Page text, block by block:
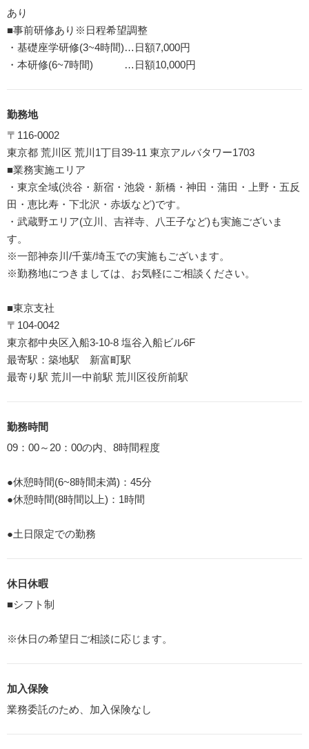
あり
■事前研修あり※日程希望調整
・基礎座学研修(3~4時間)…日額7,000円
・本研修(6~7時間) …日額10,000円
勤務地
〒116-0002
東京都 荒川区 荒川1丁目39-11 東京アルバタワー1703
■業務実施エリア
・東京全域(渋谷・新宿・池袋・新橋・神田・蒲田・上野・五反
田・恵比寿・下北沢・赤坂など)です。
・武蔵野エリア(立川、吉祥寺、八王子など)も実施ございま
す。
※一部神奈川/千葉/埼玉での実施もございます。
※勤務地につきましては、お気軽にご相談ください。
■東京支社
〒104-0042
東京都中央区入船3-10-8 塩谷入船ビル6F
最寄駅：築地駅 新富町駅
最寄り駅 荒川一中前駅 荒川区役所前駅
勤務時間
09：00～20：00の内、8時間程度
●休憩時間(6~8時間未満)：45分
●休憩時間(8時間以上)：1時間
●土日限定での勤務
休日休暇
■シフト制
※休日の希望日ご相談に応じます。
加入保険
業務委託のため、加入保険なし